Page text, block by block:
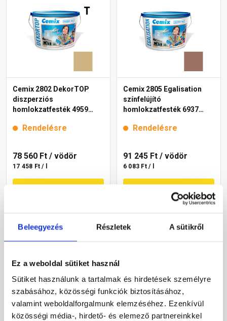
Beleegyezés Részletek A sütikről
Ez a weboldal sütiket használ
Sütiket használunk a tartalmak és hirdetések személyre
szabásához, közösségi funkciók biztosításához,
valamint weboldalforgalmunk elemzéséhez. Ezenkívül
közösségi média-, hirdető- és elemező partnereinkkel
Cemix 2802 DekorTOP
diszperziós
homlokzatfesték 4959
Rendelésre
78 560 Ft / vödör
17 458 Ft / l
Cemix 2805 Egalisation
színfelújító
homlokzatfesték 6937
Rendelésre
91 245 Ft / vödör
6 083 Ft / l
Megnézem
Cemix 2805 Egalisation
színfelújító
Masterplast
Thermomaster akril